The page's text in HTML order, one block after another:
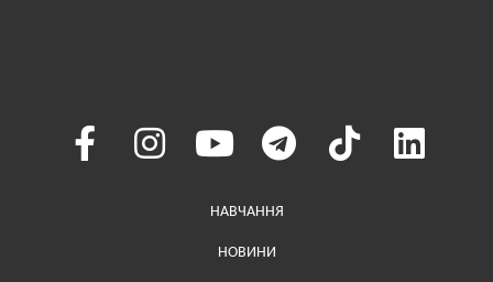
Меню у хедері
НАВЧАННЯ
НОВИНИ